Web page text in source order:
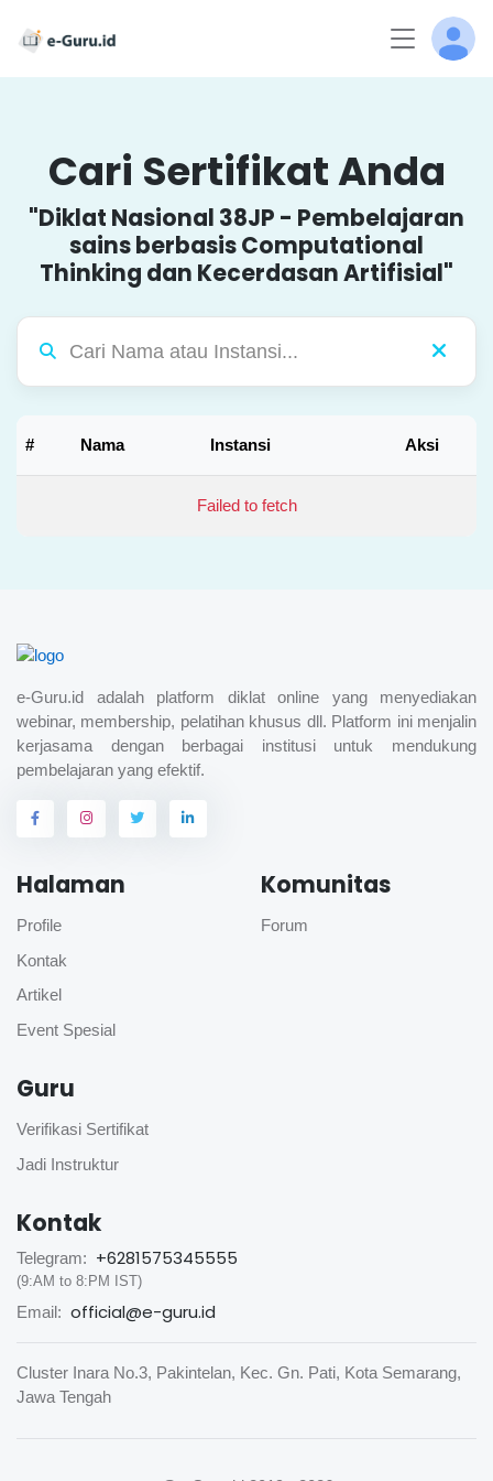
Cari Sertifikat Anda
"Diklat Nasional 38JP - Pembelajaran
sains berbasis Computational
Thinking dan Kecerdasan Artifisial"
# Nama Instansi Aksi
Failed to fetch
e-Guru.id adalah platform diklat online yang menyediakan
webinar, membership, pelatihan khusus dll. Platform ini menjalin
kerjasama dengan berbagai institusi untuk mendukung
pembelajaran yang efektif.
Halaman
Profile
Kontak
Artikel
Event Spesial
Komunitas
Forum
Guru
Verifikasi Sertifikat
Jadi Instruktur
Kontak
Telegram: +6281575345555
(9:AM to 8:PM IST)
Email: official@e-guru.id
Cluster Inara No.3, Pakintelan, Kec. Gn. Pati, Kota Semarang,
Jawa Tengah